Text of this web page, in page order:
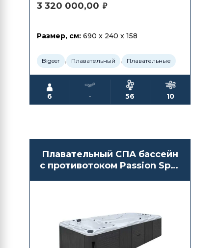
3 320 000,00 ₽
Размер, см: 690 x 240 x 158
Bigeer , Плавательный , Плавательные
6 - 56 10
Плавательный СПА бассейн
с противотоком Passion Spas